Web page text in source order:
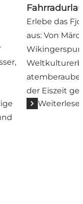
Erlebe das
aus: Von
der Eiszeit